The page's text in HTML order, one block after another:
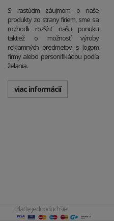
S rastúcim záujmom o naše
produkty zo strany firiem, sme sa
rozhodli rozšíriť našu ponuku
taktiež o možnosť výroby
reklamných predmetov s logom
firmy alebo personifikáciou podľa
želania.
viac informácií
Plaťte jednoduchšie!